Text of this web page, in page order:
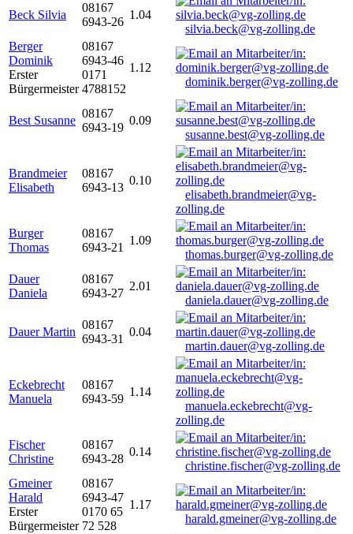
Beck Silvia
08167
6943-26
1.04
silvia.beck@vg-zolling.de
Berger
Dominik
Erster
Bürgermeister
08167
6943-46
0171
4788152
1.12
dominik.berger@vg-zolling.de
Best Susanne
08167
6943-19
0.09
susanne.best@vg-zolling.de
Brandmeier
Elisabeth
08167
6943-13
0.10
elisabeth.brandmeier@vg-
zolling.de
Burger
Thomas
08167
6943-21
1.09
thomas.burger@vg-zolling.de
Dauer
Daniela
08167
6943-27
2.01
daniela.dauer@vg-zolling.de
Dauer Martin
08167
6943-31
0.04
martin.dauer@vg-zolling.de
Eckebrecht
Manuela
08167
6943-59
1.14
manuela.eckebrecht@vg-
zolling.de
Fischer
Christine
08167
6943-28
0.14
christine.fischer@vg-zolling.de
Gmeiner
Harald
Erster
Bürgermeister
08167
6943-47
0170 65
72 528
1.17
harald.gmeiner@vg-zolling.de